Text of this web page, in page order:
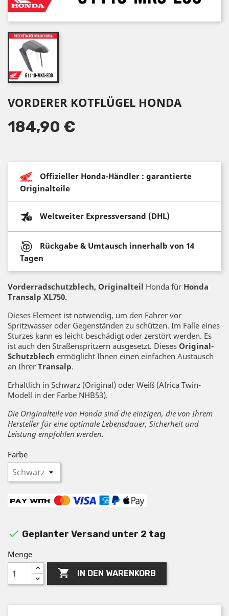
VORDERER KOTFLÜGEL HONDA
184,90 €
Offizieller Honda-Händler : garantierte
Originalteile
Weltweiter Expressversand (DHL)
Rückgabe & Umtausch innerhalb von 14
Tagen
Vorderradschutzblech, Originalteil Honda für Honda
Transalp XL750.
Dieses Element ist notwendig, um den Fahrer vor
Spritzwasser oder Gegenständen zu schützen. Im Falle eines
Sturzes kann es leicht beschädigt oder zerstört werden. Es
ist auch den Straßenspritzern ausgesetzt. Dieses Original-
Schutzblech ermöglicht Ihnen einen einfachen Austausch
an Ihrer Transalp.
Erhältlich in Schwarz (Original) oder Weiß (Africa Twin-
Modell in der Farbe NHB53).
Die Originalteile von Honda sind die einzigen, die von Ihrem
Hersteller für eine optimale Lebensdauer, Sicherheit und
Leistung empfohlen werden.
Farbe
 Geplanter Versand unter 2 tag
Menge
 IN DEN WARENKORB